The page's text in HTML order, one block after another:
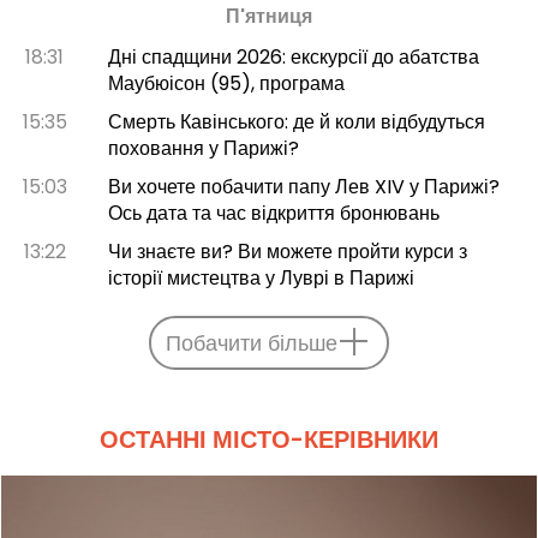
П'ятниця
18:31
Дні спадщини 2026: екскурсії до абатства
Маубюісон (95), програма
15:35
Смерть Кавінського: де й коли відбудуться
поховання у Парижі?
15:03
Ви хочете побачити папу Лев XIV у Парижі?
Ось дата та час відкриття бронювань
13:22
Чи знаєте ви? Ви можете пройти курси з
історії мистецтва у Луврі в Парижі
Побачити більше
ОСТАННІ МІСТО-КЕРІВНИКИ